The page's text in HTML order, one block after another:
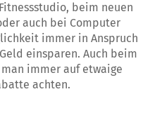
beim neuen
auch bei Computer
immer in Anspruch
einsparen. Auch beim
immer auf etwaige
achten.